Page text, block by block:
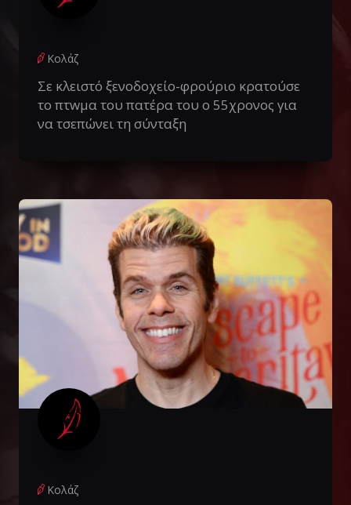
Κολάζ
Σε κλειστό ξενοδοχείο-φρούριο κρατούσε
το πτwμα του πατέρα του ο 55χρονος για
να τσεπώνει τη σύνταξη
Κολάζ